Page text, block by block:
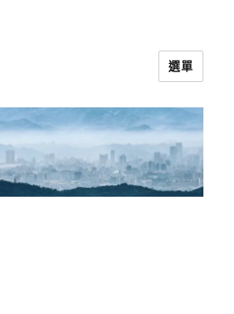
選單